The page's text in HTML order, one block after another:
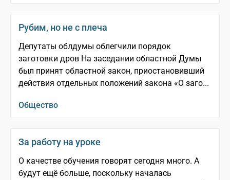
Рубим, но не с плеча
Депутаты облдумы облегчили порядок
заготовки дров На заседании областной Думы
был принят областной закон, приостановивший
действия отдельных положений закона «О заго...
Общество
За работу на уроке
О качестве обучения говорят сегодня много. А
будут ещё больше, поскольку началась